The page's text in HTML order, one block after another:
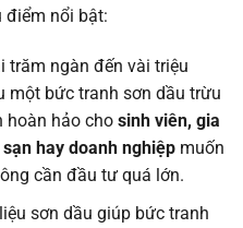
điểm nổi bật:
trăm ngàn đến vài triệu
một bức tranh sơn dầu trừu
hoàn hảo cho sinh viên, gia
hay doanh nghiệpmuốn
cần đầu tư quá lớn.
sơn dầu giúp bức tranh